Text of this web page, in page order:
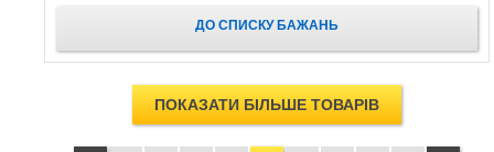
ДО СПИСКУ БАЖАНЬ
ПОКАЗАТИ БІЛЬШЕ ТОВАРІВ